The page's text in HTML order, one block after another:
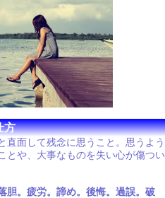
方
直面して残念に思うこと。思うよう
とや、大事なものを失い心が傷つい
胆。疲労。諦め。後悔。過誤。破